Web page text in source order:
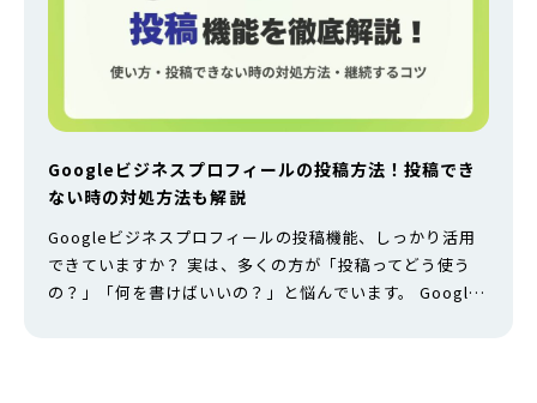
Googleビジネスプロフィールの投稿方法！投稿でき
ない時の対処方法も解説
Googleビジネスプロフィールの投稿機能、しっかり活用
できていますか？ 実は、多くの方が「投稿ってどう使う
の？」「何を書けばいいの？」と悩んでいます。 Google